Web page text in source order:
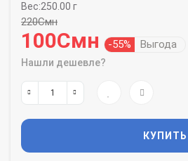
Вес:250.00 г
220Смн
100Смн -55% Выгода
Нашли дешевле?
КУПИТЬ